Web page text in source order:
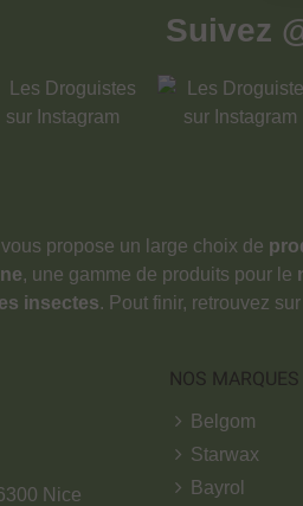
Suivez
vous propose un large choix de
, une gamme de produits pour le
les insectes. Pout finir, retrouvez sur
Nice
NOS MARQUES
Belgom
Starwax
Bayrol